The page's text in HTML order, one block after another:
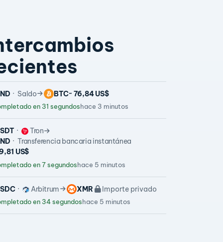
Saldo BTC~ 76,84 US$
en 31 segundoshace 3 minutos
Tron
Transferencia bancaria instantánea
US$
en 7 segundoshace 5 minutos
Arbitrum XMR Importe privado
en 34 segundoshace 5 minutos